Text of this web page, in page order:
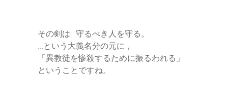
その剣は…守るべき人を守る。
…という大義名分の元に，
「異教徒を惨殺するために振るわれる」
ということですね。